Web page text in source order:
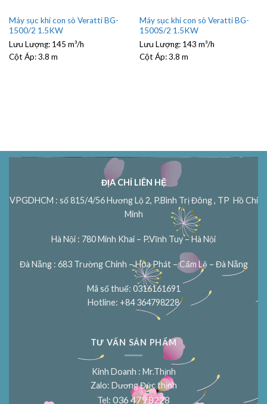
Máy sục khí con sò Veratti BG-
1500/2 1.5KW
Lưu Lượng: 145 m³/h
Cột Áp:3.8 m
Máy sục khí con sò Veratti BG-
1500S/2 1.5KW
Lưu Lượng: 143 m³/h
Cột Áp:3.8 m
ĐỊA CHỈ LIÊN HỆ
VPGDHCM : số 815/4/56 Hương Lộ 2, P.Bình Trị Đông , TP Hồ Chí
Minh
Hà Nội : 780 Minh Khai – P.Vĩnh Tuy – Hà Nội
Đà Nẵng : 683 Trường Chinh – Hòa Phát – Cẩm Lệ – Đà Nẵng
Mã số thuế: 0316161691
Hotline: +84 364798228
TƯ VẤN SẢN PHẨM
Kinh Doanh : Mr.Thịnh
Zalo: Dương Đức thịnh
Tel: 036 479 8228